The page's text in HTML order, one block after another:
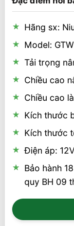
dựa trên
đánh giá
Hãng sx:
Model:
Tải trọng
Chiều cao
Chiều cao
Kích thước
Kích thước
Điện áp:
Bảo hành
quy BH 09